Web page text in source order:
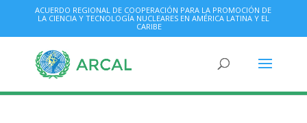
ACUERDO REGIONAL DE COOPERACIÓN PARA LA PROMOCIÓN DE
LA CIENCIA Y TECNOLOGÍA NUCLEARES EN AMÉRICA LATINA Y EL
CARIBE